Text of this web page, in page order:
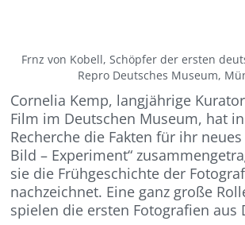
Frnz von Kobell, Schöpfer der ersten
Repro Deutsches Museum,
Cornelia Kemp, langjährige
Film im Deutschen Museum, hat
Recherche die Fakten für ihr neues
Bild – Experiment“
sie die Frühgeschichte der
nachzeichnet. Eine ganz große
spielen die ersten Fotografien aus